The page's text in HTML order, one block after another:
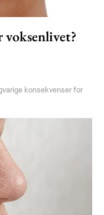
voksenlivet?
konsekvenser for